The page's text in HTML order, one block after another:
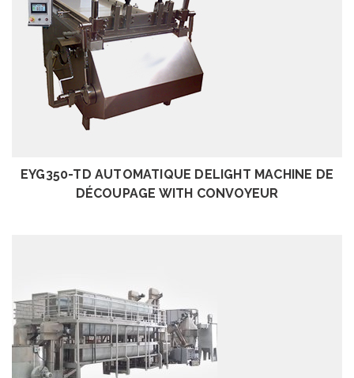
EYG350-TD AUTOMATIQUE DELIGHT MACHINE DE
DÉCOUPAGE WITH CONVOYEUR